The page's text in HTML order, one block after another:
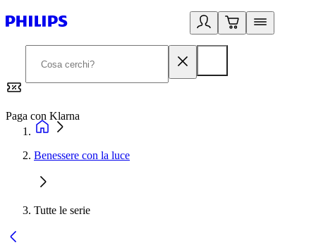
Paga con Klarna
Benessere con la luce
Tutte le serie